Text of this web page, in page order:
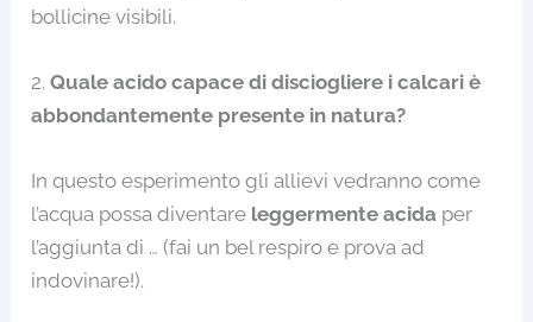
bollicine visibili.
2.Quale acido capace di disciogliere i calcari è
abbondantemente presente in natura?
In questo esperimento gli allievi vedranno come
l’acqua possa diventare leggermente acida per
l’aggiunta di … (fai un bel respiro e prova ad
indovinare!).